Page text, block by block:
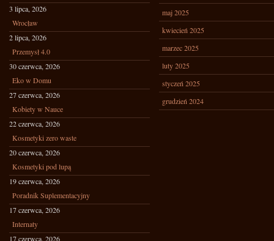
3 lipca, 2026
Wrocław
2 lipca, 2026
Przemysł 4.0
30 czerwca, 2026
Eko w Domu
27 czerwca, 2026
Kobiety w Nauce
22 czerwca, 2026
Kosmetyki zero waste
20 czerwca, 2026
Kosmetyki pod lupą
19 czerwca, 2026
Poradnik Suplementacyjny
17 czerwca, 2026
Internaty
17 czerwca, 2026
maj 2025
kwiecień 2025
marzec 2025
luty 2025
styczeń 2025
grudzień 2024